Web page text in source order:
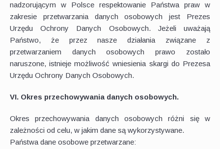
nadzorującym w Polsce respektowanie Państwa praw w
zakresie przetwarzania danych osobowych jest Prezes
Urzędu Ochrony Danych Osobowych. Jeżeli uważają
Państwo, że przez nasze działania związane z
przetwarzaniem danych osobowych prawo zostało
naruszone, istnieje możliwość wniesienia skargi do Prezesa
Urzędu Ochrony Danych Osobowych.
VI. Okres przechowywania danych osobowych.
Okres przechowywania danych osobowych różni się w
zależności od celu, w jakim dane są wykorzystywane.
Państwa dane osobowe przetwarzane: